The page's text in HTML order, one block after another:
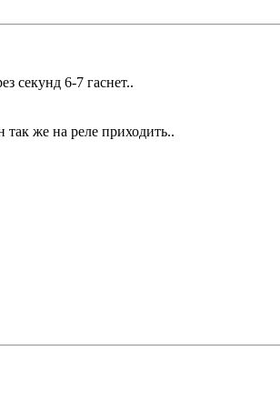
секунд 6-7 гаснет..
так же на реле приходить..